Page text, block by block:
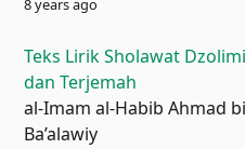
8 years ago
Teks Lirik Sholawat
dan Terjemah
al-Imam al-Habib Ahmad
Ba’alawiy